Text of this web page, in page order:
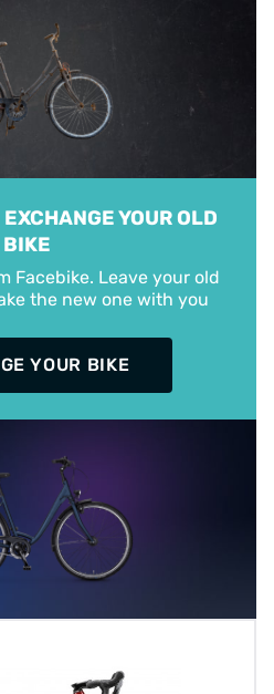
YOUR OLD
BIKE
Facebike. Leave your old
the new one with you
YOUR BIKE